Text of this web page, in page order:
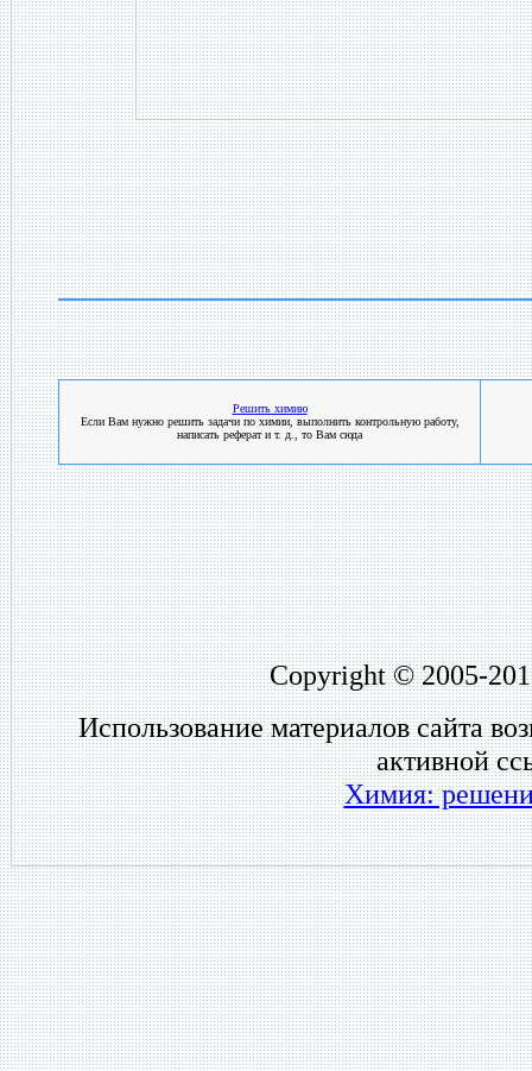
Решить химию
Если Вам нужно решить задачи по химии, выполнить контрольную работу,
написать реферат и т. д., то Вам сюда
Copyright © 2005-
Использование материалов сайта
активной
Химия: